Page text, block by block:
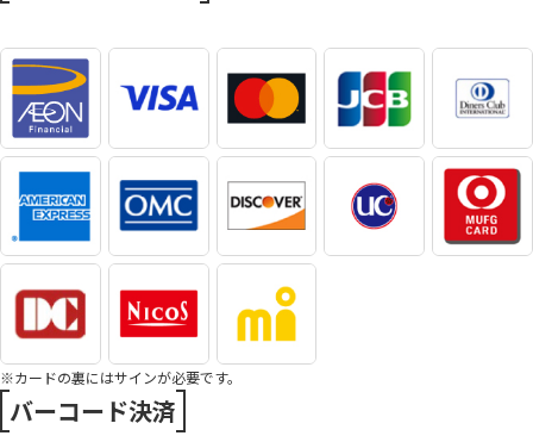
※カードの裏にはサインが必要です。
バーコード決済